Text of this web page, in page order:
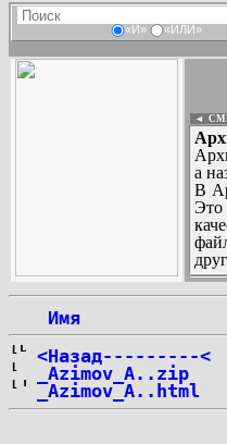
«И» «ИЛИ»
◄
а
В
Это
Имя
<Назад---------<
_Azimov_A..zip
_Azimov_A..html